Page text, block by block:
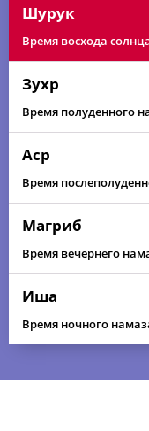
Шурук
Время восхода
Зухр
Время полуденного
Аср
Время
Магриб
Время вечернего
Иша
Время ночного